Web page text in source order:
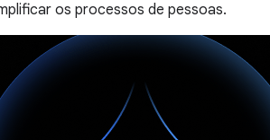
os processos de pessoas.